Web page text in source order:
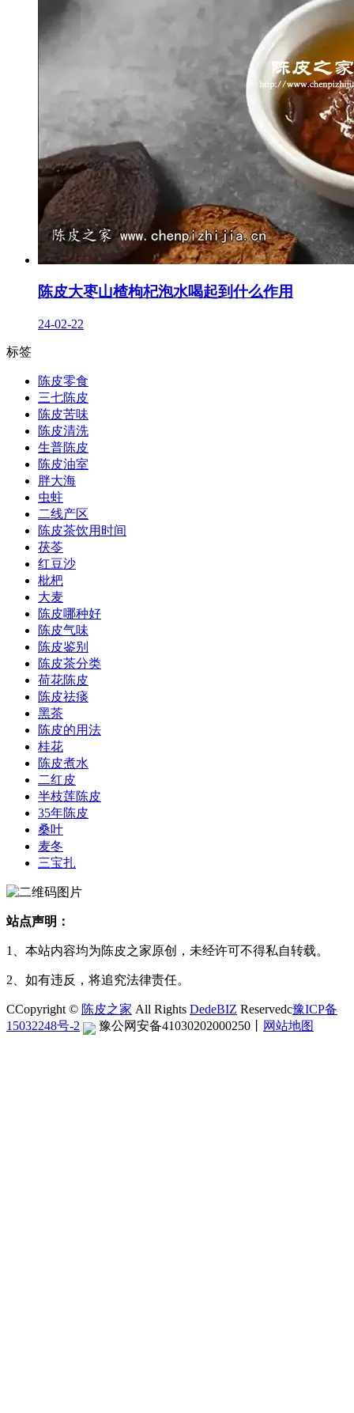
陈皮大枣山楂枸杞泡水喝起到什么作用
24-02-22
标签
陈皮零食
三七陈皮
陈皮苦味
陈皮清洗
生普陈皮
陈皮油室
胖大海
虫蛀
二线产区
陈皮茶饮用时间
茯苓
红豆沙
枇杷
大麦
陈皮哪种好
陈皮气味
陈皮鉴别
陈皮茶分类
荷花陈皮
陈皮祛痰
黑茶
陈皮的用法
桂花
陈皮煮水
二红皮
半枝莲陈皮
35年陈皮
桑叶
麦冬
三宝扎
站点声明：
1、本站内容均为陈皮之家原创，未经许可不得私自转载。
2、如有违反，将追究法律责任。
CCopyright © 陈皮之家 All Rights DedeBIZ Reservedc豫ICP备
15032248号-2
豫公网安备41030202000250 网站地图